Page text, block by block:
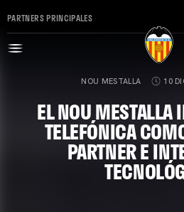
PARTNERS PRINCIPALES
NOU MESTALLA 10
EL NOU MESTALLA
TELEFÓNICA
PARTNER E